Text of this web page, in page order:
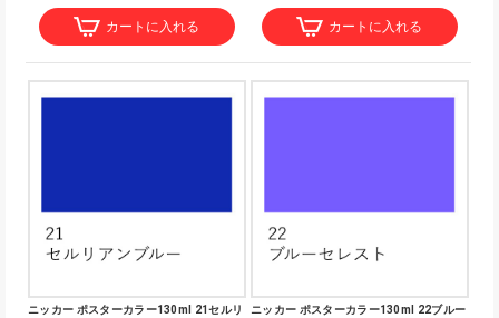
カートに入れる カートに入れる
ニッカー ポスターカラー130ml 21セルリ
ニッカー ポスターカラー130ml 22ブルー